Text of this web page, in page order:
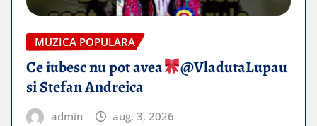
MUZICA POPULARA
Ce iubesc nu pot avea
​@VladutaLupau
si Stefan Andreica
admin aug. 3, 2026